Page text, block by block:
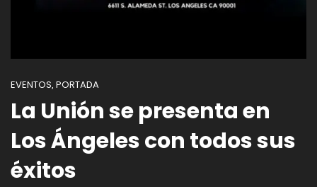
EVENTOS, PORTADA
La Unión se presenta en
Los Ángeles con todos sus
éxitos